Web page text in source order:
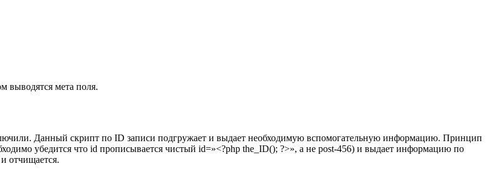
выводятся мета поля.
Данный скрипт по ID записи подгружает и выдает необходимую вспомогательную информацию. Принцип
убедится что id прописывается чистый id=»<?php the_ID(); ?>», а не post-456) и выдает информацию по
отчищается.